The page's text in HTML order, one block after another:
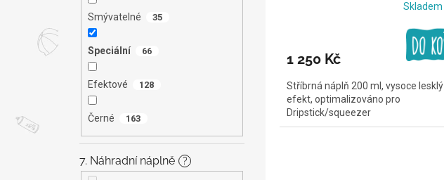
Smývatelné 35
Speciální 66
Efektové 128
Černé 163
7. Náhradní náplně ?
Skladem
1 250 Kč
Stříbrná náplň 200 ml, vysoce lesklý
efekt, optimalizováno pro
Dripstick/squeezer